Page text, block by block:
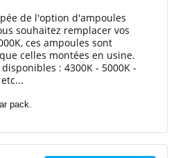
de l'option d'ampoules
souhaitez remplacer vos
ces ampoules sont
celles montées en usine.
: 4300K - 5000K -
pack.